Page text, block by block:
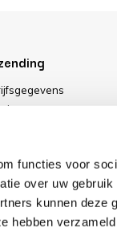
functies voor
over uw
kunnen deze
hebben